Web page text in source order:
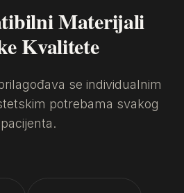
Materijali
Kvalitete
se individualnim
potrebama svakog
pacijenta.